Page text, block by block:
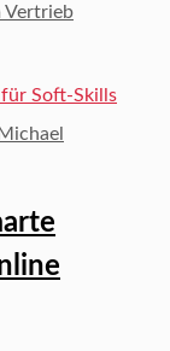
Vertrieb
Michael